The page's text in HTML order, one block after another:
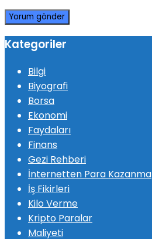
Kategoriler
Bilgi
Biyografi
Borsa
Ekonomi
Faydaları
Finans
Gezi Rehberi
İnternetten Para Kazanma
İş Fikirleri
Kilo Verme
Kripto Paralar
Maliyeti